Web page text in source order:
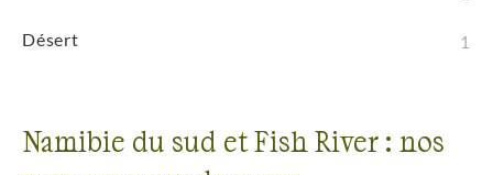
Désert 1
Namibie du sud et Fish River : nos